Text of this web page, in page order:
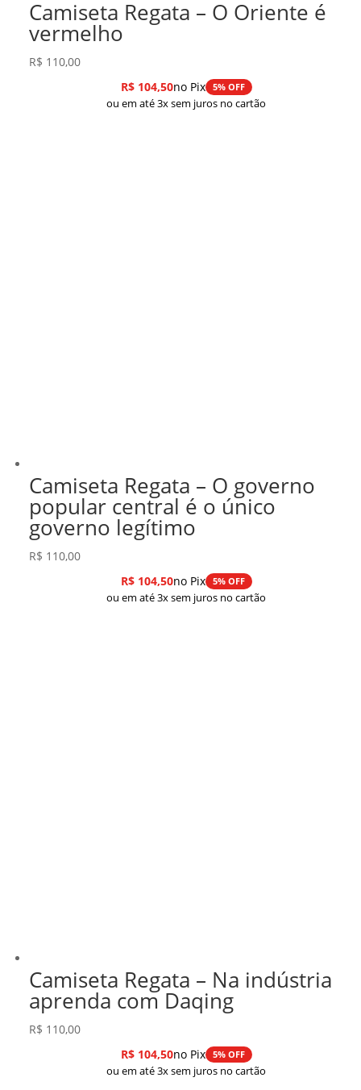
Camiseta Regata – O Oriente é
vermelho
R$ 110,00
R$104,50no Pix 5% OFF
ou em até 3x sem juros no cartão
Camiseta Regata – O governo
popular central é o único
governo legítimo
R$ 110,00
R$104,50no Pix 5% OFF
ou em até 3x sem juros no cartão
Camiseta Regata – Na indústria
aprenda com Daqing
R$ 110,00
R$104,50no Pix 5% OFF
ou em até 3x sem juros no cartão